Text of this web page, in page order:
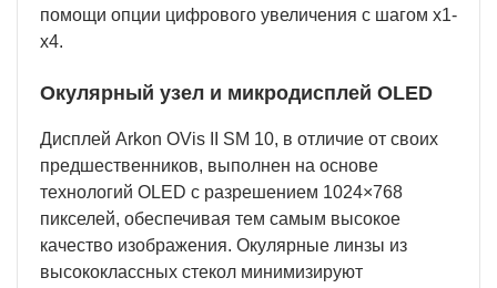
помощи опции цифрового увеличения с шагом х1-
х4.
Окулярный узел и микродисплей OLED
Дисплей Arkon OVis II SM 10, в отличие от своих
предшественников, выполнен на основе
технологий OLED с разрешением 1024×768
пикселей, обеспечивая тем самым высокое
качество изображения. Окулярные линзы из
высококлассных стекол минимизируют